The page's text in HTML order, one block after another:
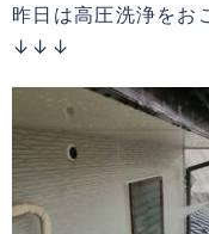
昨日は高圧洗浄をお
↓↓↓